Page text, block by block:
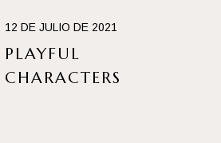
12 DE JULIO DE 2021
PLAYFUL
CHARACTERS